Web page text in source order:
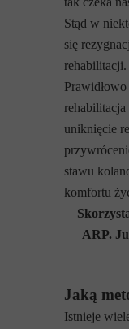
Stąd w
się
rehabilitacji.
rehabilitacja
uniknięcie
stawu
komfortu
ARP.
Jaką
Istnieje